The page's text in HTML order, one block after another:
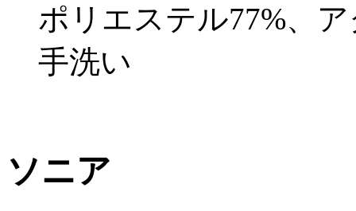
ポリエステル77%、
手洗い
ソニア